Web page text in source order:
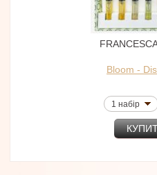
Bloom -
1 набір